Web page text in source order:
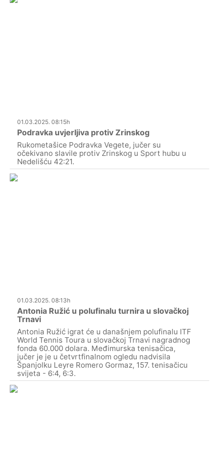
01.03.2025. 08:15h
Podravka uvjerljiva protiv Zrinskog
Rukometašice Podravka Vegete, jučer su
očekivano slavile protiv Zrinskog u Sport hubu u
Nedelišću 42:21.
01.03.2025. 08:13h
Antonia Ružić u polufinalu turnira u slovačkoj
Trnavi
Antonia Ružić igrat će u današnjem polufinalu ITF
World Tennis Toura u slovačkoj Trnavi nagradnog
fonda 60.000 dolara. Međimurska tenisačica,
jučer je je u četvrtfinalnom ogledu nadvisila
Španjolku Leyre Romero Gormaz, 157. tenisačicu
svijeta - 6:4, 6:3.